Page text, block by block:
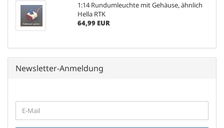
1:14 Rundumleuchte mit Gehäuse, ähnlich
Hella RTK
64,99 EUR
Newsletter-Anmeldung
ZUR
NEWSLETTER-
E-
Mail